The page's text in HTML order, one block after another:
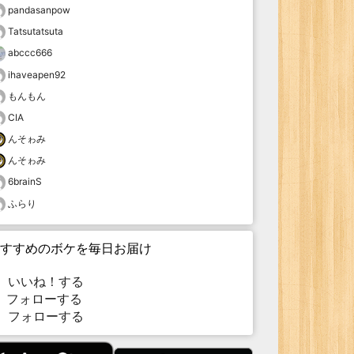
pandasanpow
Tatsutatsuta
abccc666
ihaveapen92
もんもん
CIA
んそゎみ
んそゎみ
6brainS
ふらり
すめのボケを毎日お届け
いいね！する
ォローする
フォローする